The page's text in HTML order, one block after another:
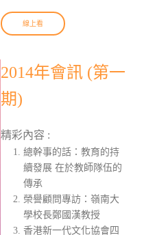
線上看
2014年會訊 (第一
期)
精彩內容 :
總幹事的話：教育的持
續發展 在於教師隊伍的
傳承
榮譽顧問專訪：嶺南大
學校長鄭國漢教授
香港新一代文化協會四